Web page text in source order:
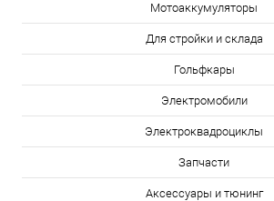
Мотоаккумуляторы
Для стройки и склада
Гольфкары
Электромобили
Электроквадроциклы
Запчасти
Аксессуары и тюнинг